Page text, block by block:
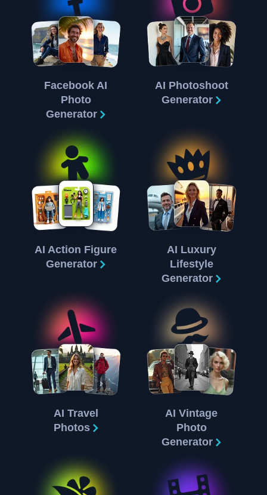
Facebook AI
Photo
Generator
AI Photoshoot
Generator
AI Action Figure
Generator
AI Luxury
Lifestyle
Generator
AI Travel
Photos
AI Vintage
Photo
Generator